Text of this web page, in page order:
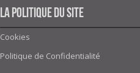
La politique du site
Cookies
Politique de Confidentialité